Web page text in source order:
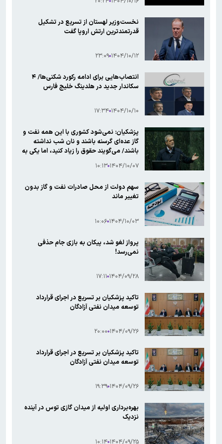
نخست‌وزیر لهستان از تسریع در تشکیل
قدرتمندترین ارتش اروپا گفت
۱۴۰۴/۱۰/۱۲ ۲۳:۰۹
انتصاب‌هایی برای ادامه رکورد شکنی‌ها/ ۴
سکاندار جدید در هلدینگ خلیج فارس
۱۴۰۴/۱۰/۱۰ ۱۷:۳۴
پزشکیان: نمی‌شود کشوری با این همه نفت و
گاز عده‌ای گرسنه باشند و نان شب نداشته
باشند/ می‌گویند حقوق را زیاد کنید، اما یکی به
۱۴۰۴/۱۰/۰۷ ۱۰:۱۳
سهم دولت از محل صادرات نفت و گاز بدون
تغییر ماند
۱۴۰۴/۱۰/۰۳ ۱۰:۰۶
پرواز لغو شد، پیکان به بازی جام حذفی
نمی‌رسد!
۱۴۰۴/۰۹/۲۸ ۱۷:۱۱
تاکید پزشکیان بر تسریع در اجرای قرارداد
توسعه میدان نفتی آزادگان
۱۴۰۴/۰۹/۲۶ ۲۰:۰۰
تاکید پزشکیان بر تسریع در اجرای قرارداد
توسعه میدان نفتی آزادگان
۱۴۰۴/۰۹/۲۶ ۱۹:۳۹
بهره‌برداری اولیه از میدان گازی توس در آینده
نزدیک
۱۴۰۴/۰۹/۲۵ ۱۰:۱۴